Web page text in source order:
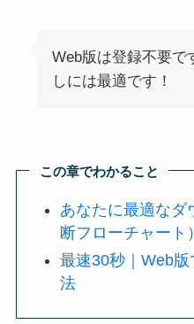
Web版は登録不要で
しには最適です！
この章でわかること
あなたに最適なダ
断フローチャート）
最速30秒｜Web
法